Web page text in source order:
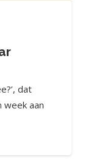
dat
aan